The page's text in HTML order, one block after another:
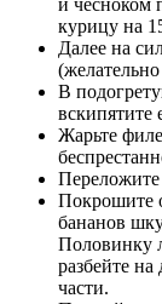
и чесноком
курицу на
Далее на
В
вскипятите
Жарьте
Переложите
Покрошите
бананов
Половинку
разбейте
части.